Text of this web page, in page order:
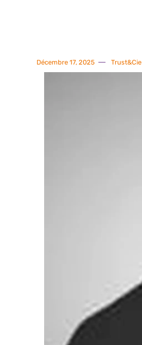
Décembre 17, 2025 Trust&Cie